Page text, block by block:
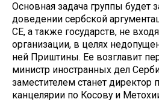
Основная задача группы будет
доведении сербской
СЕ, а также государств, не
организации, в целях
ней Приштины. Ее возглавит
министр иностранных дел
заместителем станет директор
канцелярии по Косову и